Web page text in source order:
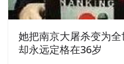
the people who are optimistic
emperor should not be wrong
case of a road, you dare to
Sushun thump kneel down,
她把南京大屠杀变为
却永远定格在36岁